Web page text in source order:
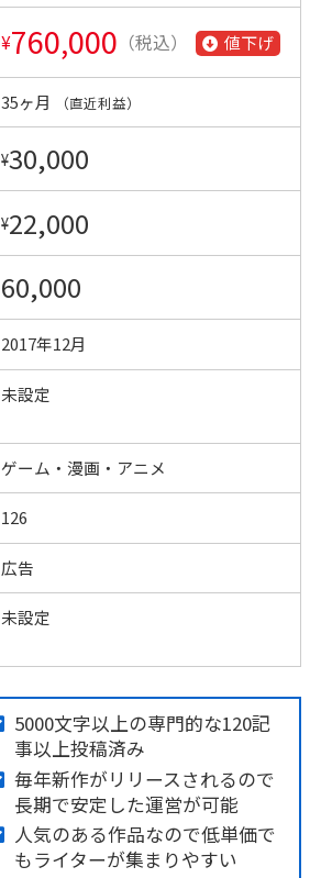
¥760,000 （税込） 値下げ
35ヶ月 （直近利益）
¥30,000
¥22,000
60,000
2017年12月
未設定
ゲーム・漫画・アニメ
126
広告
未設定
5000文字以上の専門的な120記
事以上投稿済み
毎年新作がリリースされるので
長期で安定した運営が可能
人気のある作品なので低単価で
もライターが集まりやすい